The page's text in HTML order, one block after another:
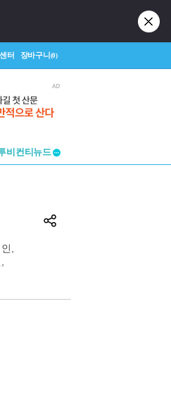
터 장바구니(0)
비컨티뉴드